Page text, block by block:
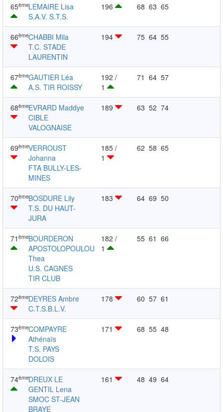
65èmeLEMAIRE Lisa
S.A.V. S.T.S.
196 68 63 65
66èmeCHABBI Mila
T.C. STADE
LAURENTIN
194 75 64 55
67èmeGAUTIER Léa
A.S. TIR ROISSY
192 /
1
71 64 57
68èmeEVRARD Maddye
CIBLE
VALOGNAISE
189 63 52 74
69èmeVERROUST
Johanna
FTA BULLY-LES-
MINES
185 /
1
62 58 65
70èmeBOSDURE Lily
T.S. DU HAUT-
JURA
183 64 69 50
71 èmeBOURDERON
APOSTOLOPOULOU
Thea
U.S. CAGNES
TIR CLUB
182 /
1
55 61 66
72èmeDEYRES Ambre
C.T.S.B.L.V.
178 60 57 61
73èmeCOMPAYRE
Athénaïs
T.S. PAYS
DOLOIS
171 68 55 48
74èmeDREUX LE
GENTIL Lena
SMOC ST-JEAN
BRAYE
161 48 49 64